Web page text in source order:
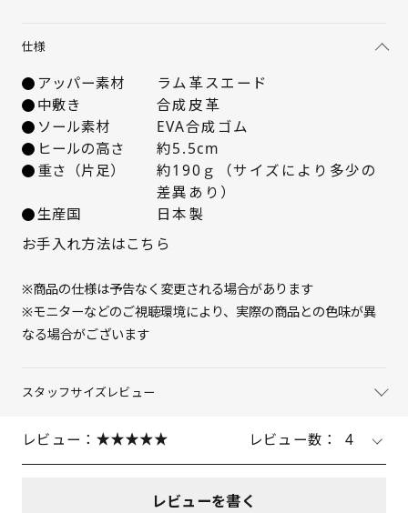
24cm × 在庫なし
24.5cm × 在庫なし
25cm × 在庫なし
仕様
アッパー素材
ラム革スエード
中敷き
合成皮革
ソール素材
EVA合成ゴム
ヒールの高さ
約5.5cm
重さ（片足）
約190ｇ（サイズにより多少の
差異あり）
生産国
日本製
お手入れ方法はこちら
※商品の仕様は予告なく変更される場合があります
※モニターなどのご視聴環境により、実際の商品との色味が異
なる場合がございます
スタッフサイズレビュー
レビュー： レビュー数： 4
レビューを書く